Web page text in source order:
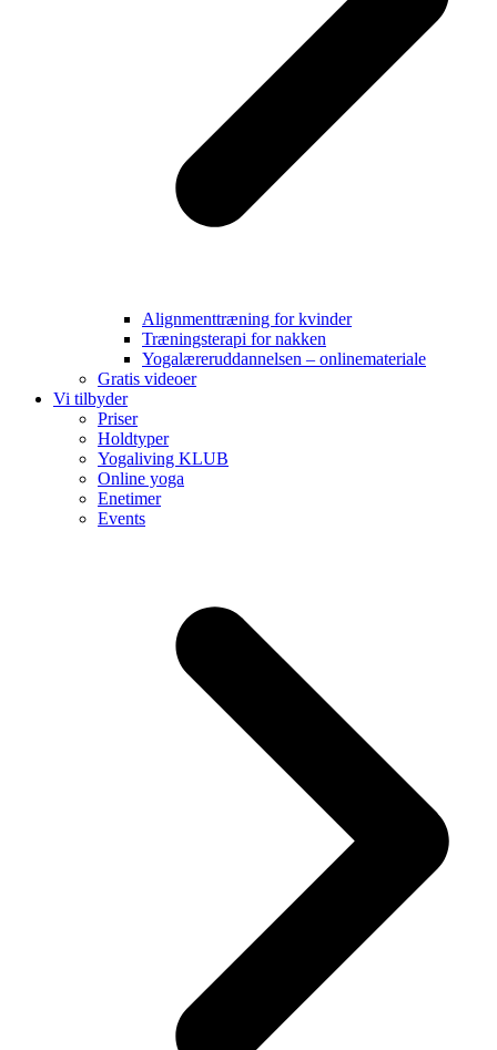
Alignmenttræning for kvinder
Træningsterapi for nakken
Yogalæreruddannelsen – onlinemateriale
Gratis videoer
Vi tilbyder
Priser
Holdtyper
Yogaliving KLUB
Online yoga
Enetimer
Events